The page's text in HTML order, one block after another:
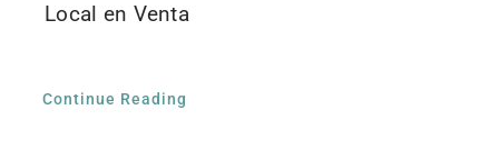
Local en Venta
Continue Reading